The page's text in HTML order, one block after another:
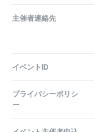
主催者連絡先
イベントID
プライバシーポリシ
ー